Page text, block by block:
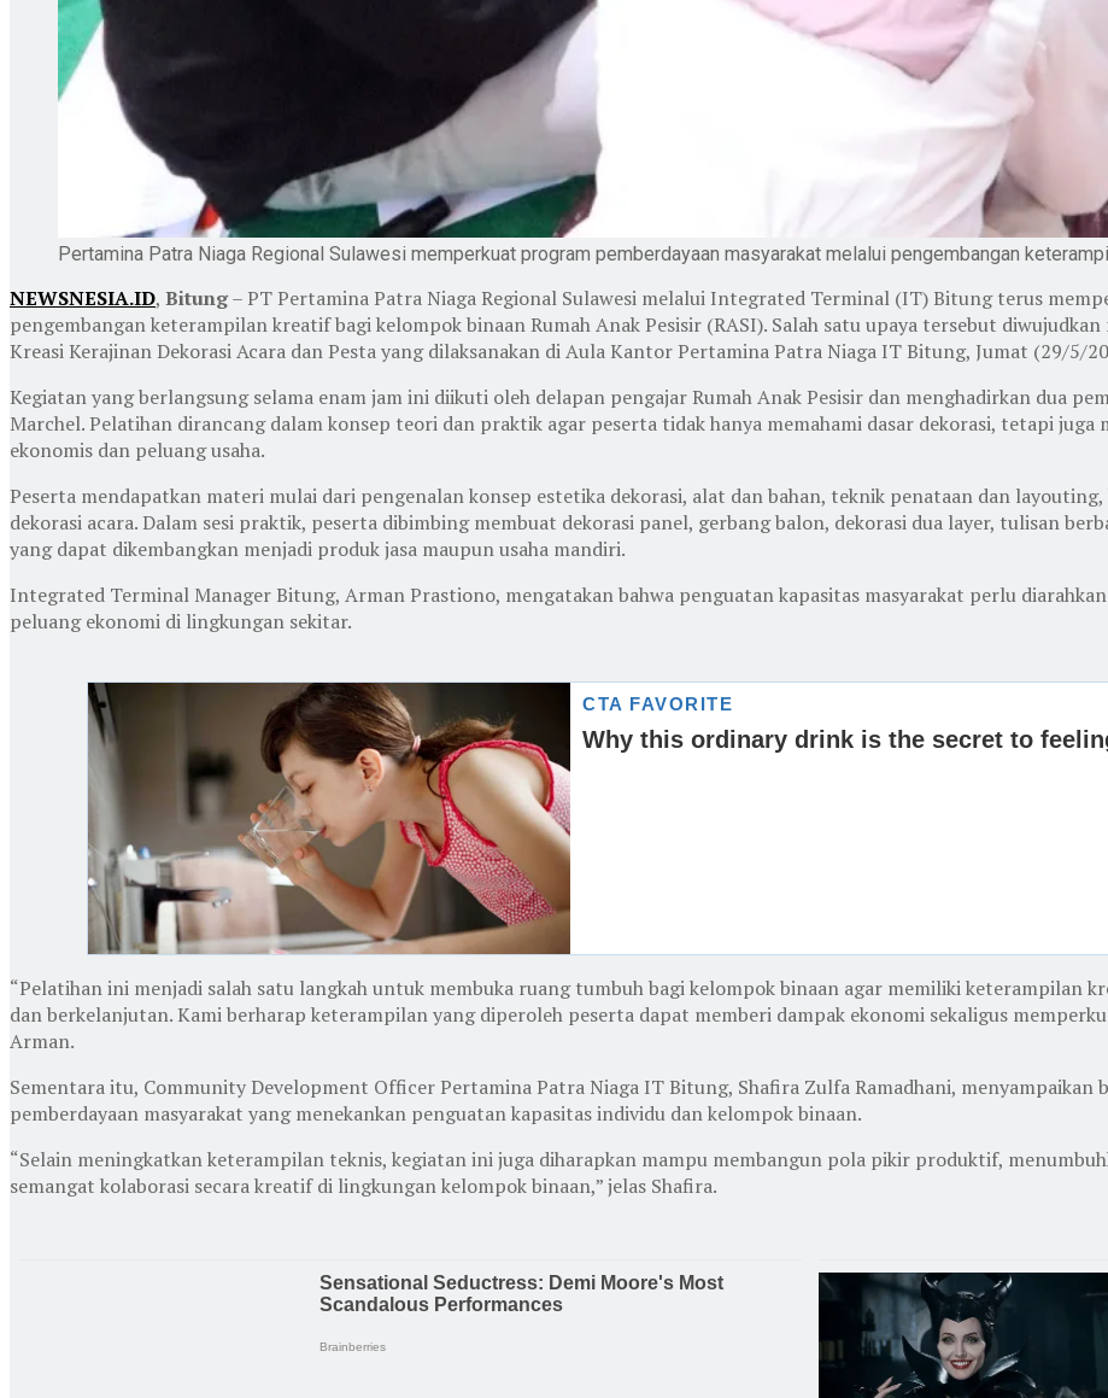
Pertamina Patra Niaga Regional Sulawesi memperkuat program pemberdayaan masyarakat melalui pengembangan
NEWSNESIA.ID, Bitung– PT Pertamina Patra Niaga Regional Sulawesi melalui Integrated Terminal (IT) Bitung terus
pengembangan keterampilan kreatif bagi kelompok binaan Rumah Anak Pesisir (RASI). Salah satu upaya tersebut
Kreasi Kerajinan Dekorasi Acara dan Pesta yang dilaksanakan di Aula Kantor Pertamina Patra Niaga IT Bitung, Jumat (29/5/
Kegiatan yang berlangsung selama enam jam ini diikuti oleh delapan pengajar Rumah Anak Pesisir dan menghadirkan dua
Marchel. Pelatihan dirancang dalam konsep teori dan praktik agar peserta tidak hanya memahami dasar dekorasi, tetapi
ekonomis dan peluang usaha.
Peserta mendapatkan materi mulai dari pengenalan konsep estetika dekorasi, alat dan bahan, teknik penataan dan
dekorasi acara. Dalam sesi praktik, peserta dibimbing membuat dekorasi panel, gerbang balon, dekorasi dua layer, tulisan
yang dapat dikembangkan menjadi produk jasa maupun usaha mandiri.
Integrated Terminal Manager Bitung, Arman Prastiono, mengatakan bahwa penguatan kapasitas masyarakat perlu
peluang ekonomi di lingkungan sekitar.
“Pelatihan ini menjadi salah satu langkah untuk membuka ruang tumbuh bagi kelompok binaan agar memiliki keterampilan
dan berkelanjutan. Kami berharap keterampilan yang diperoleh peserta dapat memberi dampak ekonomi sekaligus
Arman.
Sementara itu, Community Development Officer Pertamina Patra Niaga IT Bitung, Shafira Zulfa Ramadhani, menyampaikan
pemberdayaan masyarakat yang menekankan penguatan kapasitas individu dan kelompok binaan.
“Selain meningkatkan keterampilan teknis, kegiatan ini juga diharapkan mampu membangun pola pikir produktif,
semangat kolaborasi secara kreatif di lingkungan kelompok binaan,” jelas Shafira.